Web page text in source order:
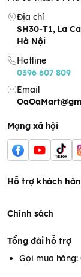
Địa chỉ
SH30-T1, La
Hà Nội
Hotline
0396 607 809
Email
Mạng xã hội
Hỗ trợ khách
Chính sách
Tổng đài hỗ trợ
Gọi mua hàng: